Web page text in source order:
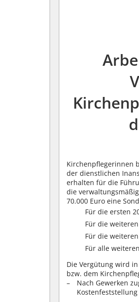
Kirchenpflegerinnen
der dienstlichen
erhalten für die
die
70.000 Euro eine
Für die ersten
Für die
Für die
Für alle
Die Vergütung wird
bzw. dem
Nach Gewerken